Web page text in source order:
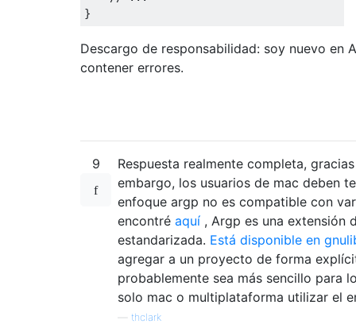
/*Pointers for files.*/
FILE *fp1, *fp2;
/*Variable to go through files.*/
size_t i 0;
/*Arrays to store file information.*/
char fp1store[ LINESIZE];
char fp2store[LINESIZE];
while (! feof
}
Descargo de responsabilidad: soy nuevo en
contener errores.
9
Respuesta realmente completa,
embargo, los usuarios de mac deben
enfoque argp no es compatible con
encontré aquí , Argp es una extensión
estandarizada. Está disponible en
agregar a un proyecto de forma
probablemente sea más sencillo para
solo mac o multiplataforma utilizar el
thclark